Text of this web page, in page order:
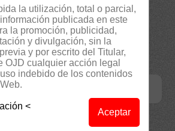
la utilización, total o parcial,
publicada en este
la promoción, publicidad,
y divulgación, sin la
y por escrito del Titular,
OJD cualquier acción legal
indebido de los contenidos
<
Aceptar